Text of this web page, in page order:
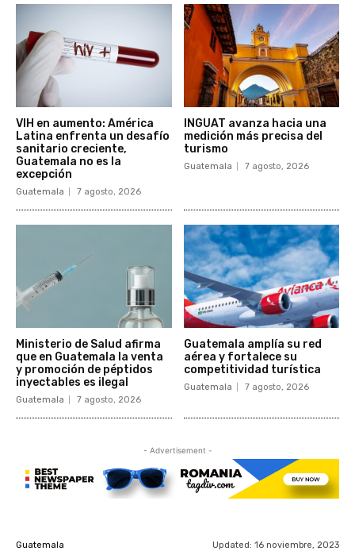
VIH en aumento: América
Latina enfrenta un desafío
sanitario creciente,
Guatemala no es la
excepción
Guatemala 7 agosto, 2026
INGUAT avanza hacia una
medición más precisa del
turismo
Guatemala 7 agosto, 2026
Ministerio de Salud afirma
que en Guatemala la venta
y promoción de péptidos
inyectables es ilegal
Guatemala 7 agosto, 2026
Guatemala amplía su red
aérea y fortalece su
competitividad turística
Guatemala 7 agosto, 2026
- Advertisement -